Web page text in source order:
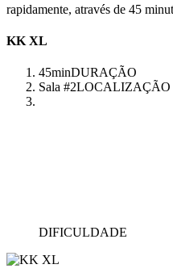
rapidamente, através de 45
KK XL
45minDURAÇÃO
Sala #2LOCALIZAÇÃO
DIFICULDADE